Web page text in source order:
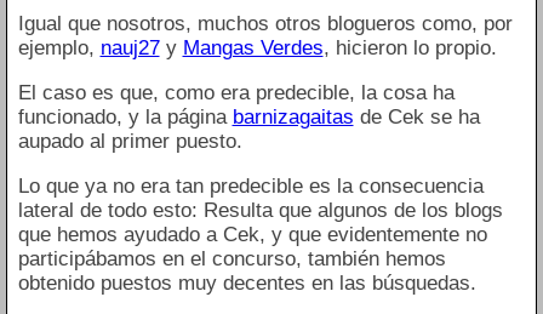
Igual que nosotros, muchos otros blogueros como, por
ejemplo, nauj27y Mangas Verdes, hicieron lo propio.
El caso es que, como era predecible, la cosa ha
funcionado, y la página barnizagaitas de Cek se ha
aupado al primer puesto.
Lo que ya no era tan predecible es la consecuencia
lateral de todo esto: Resulta que algunos de los blogs
que hemos ayudado a Cek, y que evidentemente no
participábamos en el concurso, también hemos
obtenido puestos muy decentes en las búsquedas.